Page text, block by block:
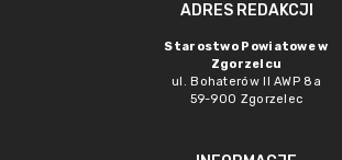
ADRES REDAKCJI
Starostwo Powiatowe w
Zgorzelcu
ul. Bohaterów II AWP 8a
59-900 Zgorzelec